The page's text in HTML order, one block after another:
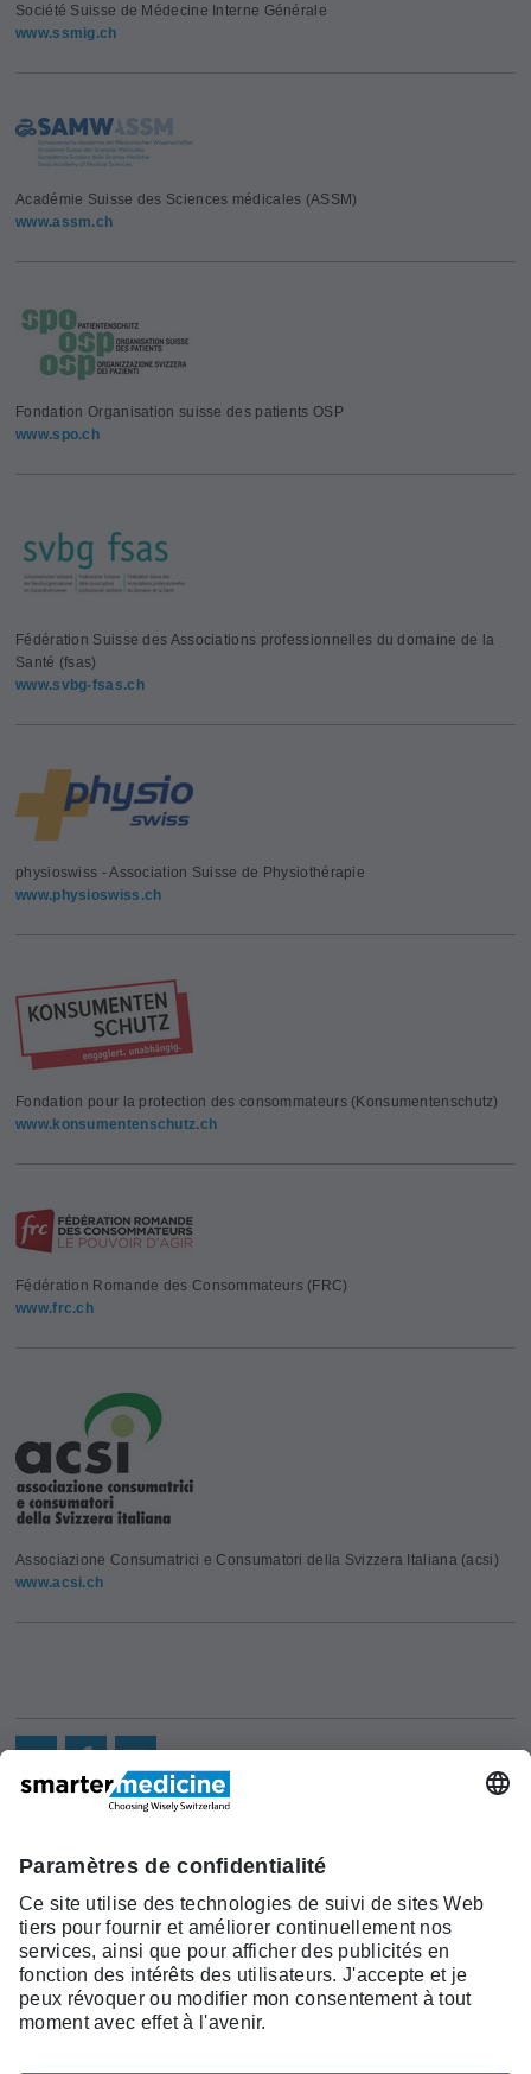
Société Suisse de Médecine Interne Générale
www.ssmig.ch
Académie Suisse des Sciences médicales (ASSM)
www.assm.ch
Fondation Organisation suisse des patients OSP
www.spo.ch
Fédération Suisse des Associations professionnelles du domaine de la
Santé (fsas)
www.svbg-fsas.ch
physioswiss - Association Suisse de Physiothérapie
www.physioswiss.ch
Fondation pour la protection des consommateurs (Konsumentenschutz)
www.konsumentenschutz.ch
Fédération Romande des Consommateurs (FRC)
www.frc.ch
Associazione Consumatrici e Consumatori della Svizzera Italiana (acsi)
www.acsi.ch
smarter
medicine?
Liste Top 5
Recherche
Contact
c/o Société Suisse de Médécine
Interne Générale
Monbijoustrasse 43, Case postale,
3001 Berne
Tél. +41 31 370 40 00, Fax +41 31
370 40 19
smartermedicine@sgaim.ch